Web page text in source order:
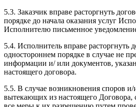
5.3. Заказчик вправе расторгнуть
порядке до начала оказания услуг
Исполнителю письменное
5.4. Исполнитель вправе расторгнуть
одностороннем порядке в случае не
информации и/ или документов,
настоящего договора.
5.5. В случае возникновения споров и/
вытекающих из настоящего